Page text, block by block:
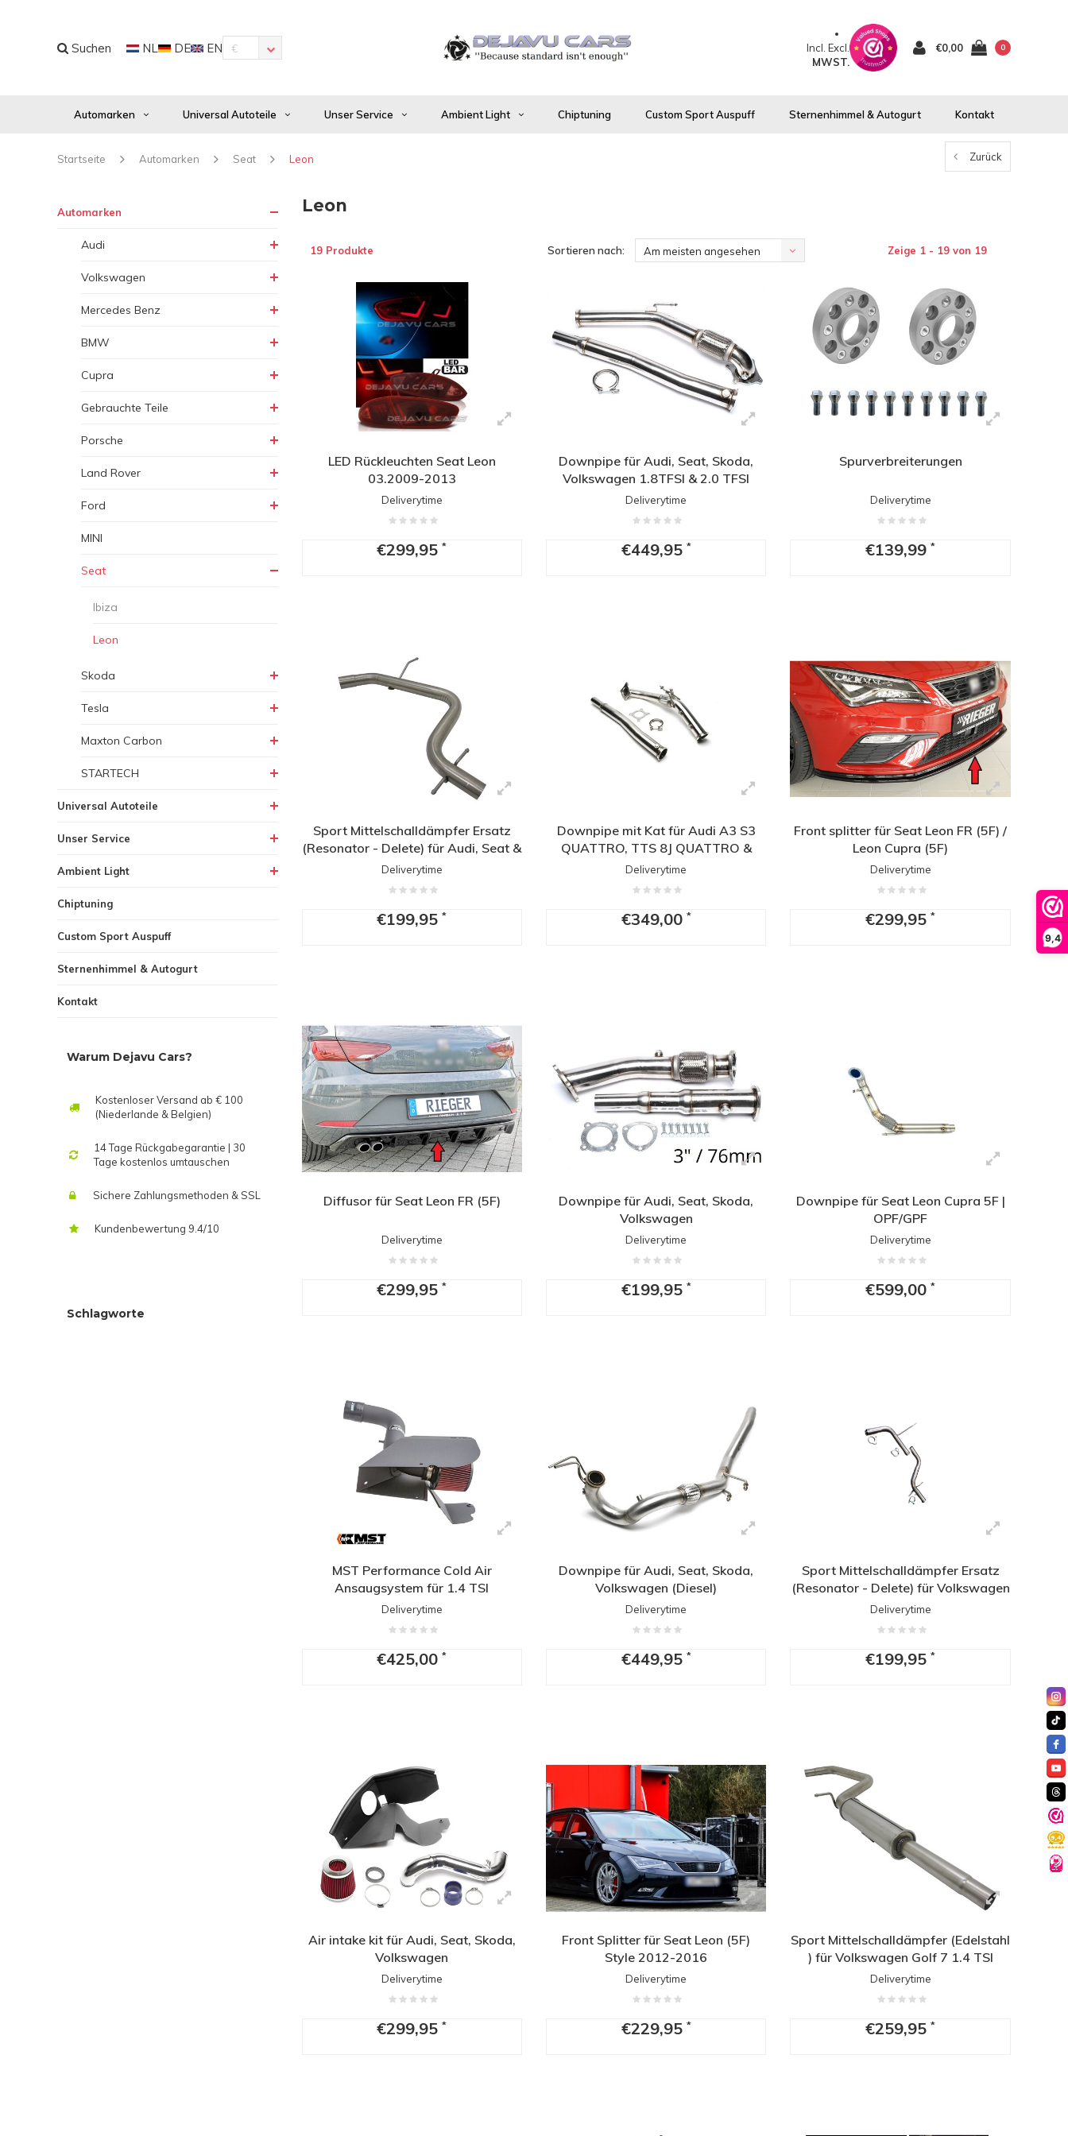
9,4
Suchen NL DE EN € Incl. Excl.
MWST.
€0,00 0
Automarken Universal Autoteile Unser Service Ambient Light Chiptuning Custom Sport Auspuff Sternenhimmel & Autogurt Kontakt
Startseite Automarken Seat Leon Zurück
Automarken
Audi
Volkswagen
Mercedes Benz
BMW
Cupra
Gebrauchte Teile
Porsche
Land Rover
Ford
MINI
Seat
Ibiza
Leon
Skoda
Tesla
Maxton Carbon
STARTECH
Universal Autoteile
Unser Service
Ambient Light
Chiptuning
Custom Sport Auspuff
Sternenhimmel & Autogurt
Kontakt
Warum Dejavu Cars?
Kostenloser Versand ab € 100
(Niederlande & Belgien)
14 Tage Rückgabegarantie | 30
Tage kostenlos umtauschen
Sichere Zahlungsmethoden & SSL
Kundenbewertung 9.4/10
Schlagworte
Leon
19 Produkte Sortieren nach: Am meisten angesehen Zeige 1 - 19 von 19
LED Rückleuchten Seat Leon
03.2009-2013
Deliverytime
€299,95*
Downpipe für Audi, Seat, Skoda,
Volkswagen 1.8TFSI & 2.0 TFSI
Deliverytime
€449,95 *
Spurverbreiterungen
Deliverytime
€139,99*
Sport Mittelschalldämpfer Ersatz
(Resonator - Delete) für Audi, Seat &
Volkswagen
Deliverytime
€199,95*
Downpipe mit Kat für Audi A3 S3
QUATTRO, TTS 8J QUATTRO &
Seat Leon Cupra 1P & Volkswagen
Golf 6 R20 & Scirocco III R
Deliverytime
€349,00 *
Front splitter für Seat Leon FR (5F) /
Leon Cupra (5F)
Deliverytime
€299,95*
Diffusor für Seat Leon FR (5F)
Deliverytime
€299,95*
Downpipe für Audi, Seat, Skoda,
Volkswagen
Deliverytime
€199,95 *
Downpipe für Seat Leon Cupra 5F |
OPF/GPF
Deliverytime
€599,00*
MST Performance Cold Air
Ansaugsystem für 1.4 TSI
Twincharger | Audi Seat Skoda
Deliverytime
€425,00*
Downpipe für Audi, Seat, Skoda,
Volkswagen (Diesel)
Deliverytime
€449,95 *
Sport Mittelschalldämpfer Ersatz
(Resonator - Delete) für Volkswagen
Golf 6 1.4 TSI
Deliverytime
€199,95*
Air intake kit für Audi, Seat, Skoda,
Volkswagen
Deliverytime
€299,95*
Front Splitter für Seat Leon (5F)
Style 2012-2016
Deliverytime
€229,95 *
Sport Mittelschalldämpfer (Edelstahl
) für Volkswagen Golf 7 1.4 TSI
103/110kw
Deliverytime
€259,95*